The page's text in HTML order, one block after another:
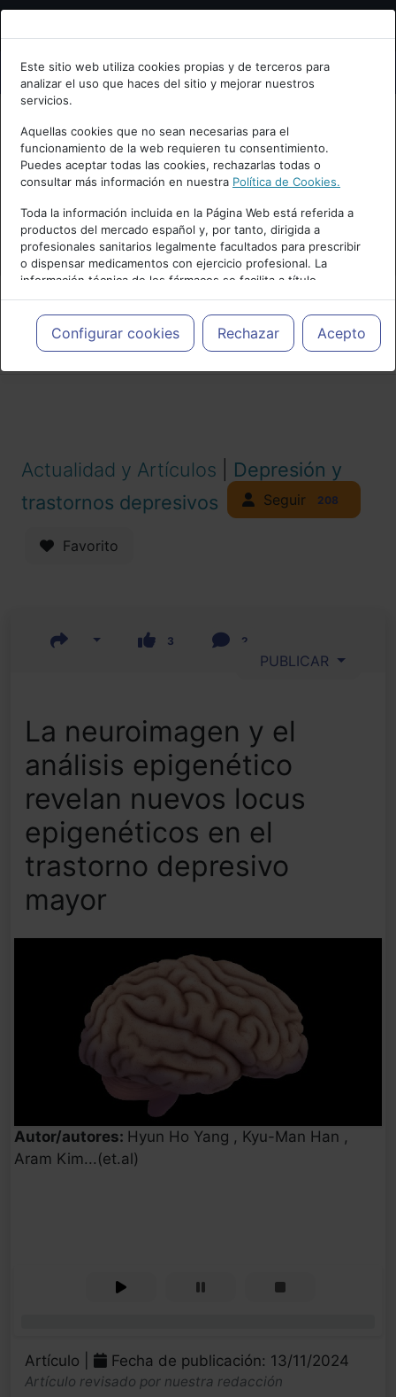
Bienvenid@ a psiquiatria.com
Escribe tu Email
Accede o regístrate con tu email.
Cancelar
Este sitio web utiliza cookies propias y de terceros para
analizar el uso que haces del sitio y mejorar nuestros
servicios.
Aquellas cookies que no sean necesarias para el
funcionamiento de la web requieren tu consentimiento.
Puedes aceptar todas las cookies, rechazarlas todas o
consultar más información en nuestra Política de Cookies.
Toda la información incluida en la Página Web está referida a
productos del mercado español y, por tanto, dirigida a
profesionales sanitarios legalmente facultados para prescribir
o dispensar medicamentos con ejercicio profesional. La
información técnica de los fármacos se facilita a título
meramente informativo, siendo responsabilidad de los
profesionales facultados prescribir medicamentos y decidir, en
cada caso concreto, el tratamiento más adecuado a las
necesidades del paciente.
Configurar cookies Rechazar Acepto
PUBLICIDAD
Actualidad y Artículos
Depresión y
trastornos depresivos
Seguir 208
Favorito
3 2
PUBLICAR
La neuroimagen y el
análisis epigenético
revelan nuevos locus
epigenéticos en el
trastorno depresivo
mayor
Autor/autores: Hyun Ho Yang , Kyu-Man Han ,
Aram Kim...(et.al)
Artículo | Fecha de publicación: 13/11/2024
Artículo revisado por nuestra redacción